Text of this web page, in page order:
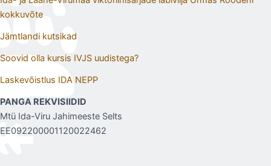
kokkuvõte
Jämtlandi kutsikad
Soovid olla kursis IVJS uudistega?
Laskevõistlus IDA NEPP
PANGA REKVISIIDID
Mtü Ida-Viru Jahimeeste Selts
EE092200001120022462